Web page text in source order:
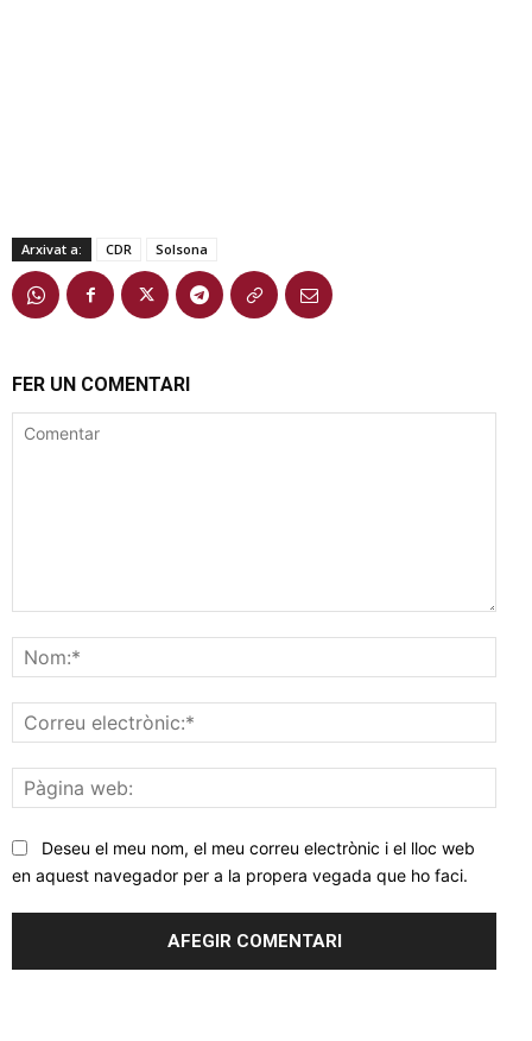
Arxivat a: CDR Solsona
FER UN COMENTARI
web:
Deseu el meu nom, el meu correu electrònic i el lloc web
en aquest navegador per a la propera vegada que ho faci.